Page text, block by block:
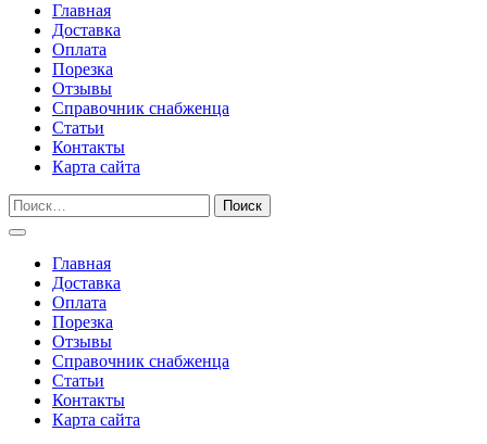
Главная
Доставка
Оплата
Порезка
Отзывы
Справочник снабженца
Статьи
Контакты
Карта сайта
Главная
Доставка
Оплата
Порезка
Отзывы
Справочник снабженца
Статьи
Контакты
Карта сайта